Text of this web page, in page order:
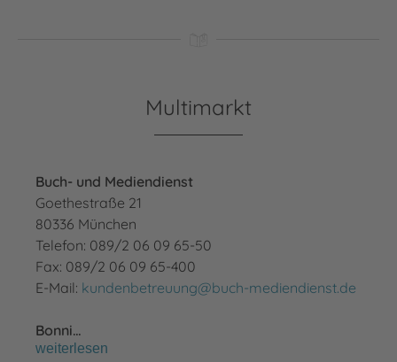
Multimarkt
Buch- und Mediendienst
Goethestraße 21
80336 München
Telefon: 089/2 06 09 65-50
Fax: 089/2 06 09 65-400
E-Mail: kundenbetreuung@buch-mediendienst.de
Bonni…
weiterlesen